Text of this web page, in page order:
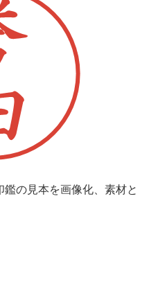
の見本を画像化、素材と